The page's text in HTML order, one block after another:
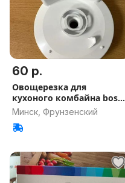
60 р.
Овощерезка для
кухоного комбайна bosch
Деталь
Минск, Фрунзенский